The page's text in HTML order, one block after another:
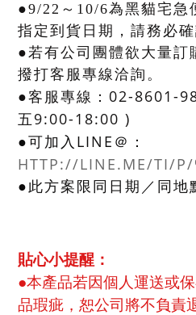
●9/22 ～ 10/6為黑貓宅急
指定到貨日期，請務必確
●若有公司團體欲大量訂
撥打客服專線洽詢 。
●客服專線： 02-8601-
五 9:00-18:00 )
●可加入 LINE＠：
HTTP://LINE.ME/TI/P/
●此方案限同日期／同地
貼心小提醒 ：
●本產品若因個人運送或
品瑕疵，恕公司將不負責